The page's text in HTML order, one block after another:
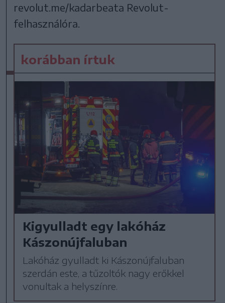
revolut.me/kadarbeata Revolut-
felhasználóra.
korábban írtuk
Kigyulladt egy lakóház
Kászonújfaluban
Lakóház gyulladt ki Kászonújfaluban
szerdán este, a tűzoltók nagy erőkkel
vonultak a helyszínre.